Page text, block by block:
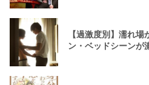
【過激度別】濡れ
ン・ベッドシーンが